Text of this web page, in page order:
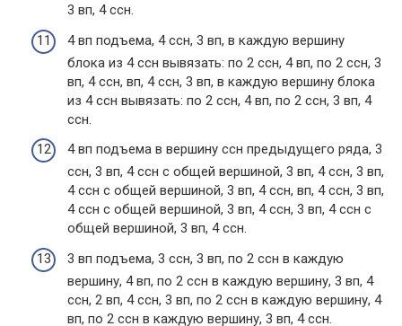
3 вп, 4 ссн.
4 вп подъема, 4 ссн, 3 вп, в каждую вершину
блока из 4 ссн вывязать: по 2 ссн, 4 вп, по 2 ссн, 3
вп, 4 ссн, вп, 4 ссн, 3 вп, в каждую вершину блока
из 4 ссн вывязать: по 2 ссн, 4 вп, по 2 ссн, 3 вп, 4
ссн.
4 вп подъема в вершину ссн предыдущего ряда, 3
ссн, 3 вп, 4 ссн с общей вершиной, 3 вп, 4 ссн, 3 вп,
4 ссн с общей вершиной, 3 вп, 4 ссн, вп, 4 ссн, 3 вп,
4 ссн с общей вершиной, 3 вп, 4 ссн, 3 вп, 4 ссн с
общей вершиной, 3 вп, 4 ссн.
3 вп подъема, 3 ссн, 3 вп, по 2 ссн в каждую
вершину, 4 вп, по 2 ссн в каждую вершину, 3 вп, 4
ссн, 2 вп, 4 ссн, 3 вп, по 2 ссн в каждую вершину, 4
вп, по 2 ссн в каждую вершину, 3 вп, 4 ссн.